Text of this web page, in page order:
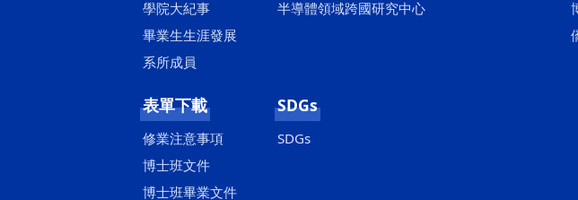
學院大紀事
畢業生生涯發展
系所成員
半導體領域跨國研究中心
表單下載
修業注意事項
博士班文件
博士班畢業文件
SDGs
SDGs